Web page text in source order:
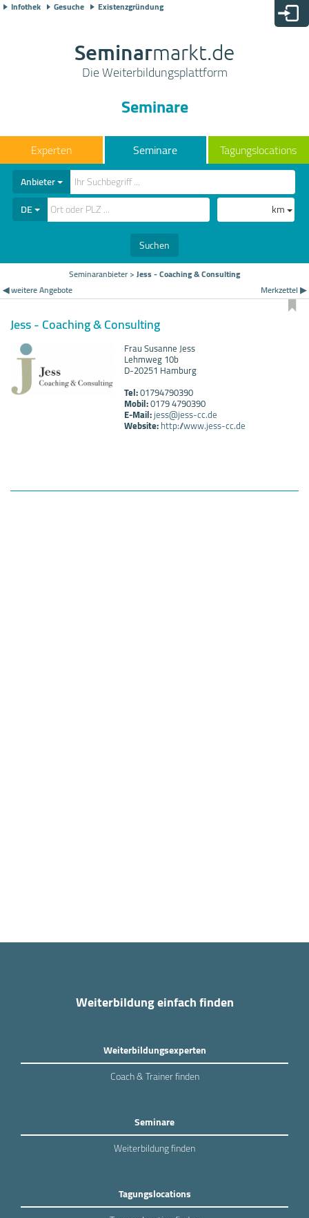
Infothek Gesuche Existenzgründung
Seminarmarkt.de
Die Weiterbildungsplattform
Seminare
Seminare Tagungslocations
Anbieter
DE
km
Suchen
Seminaranbieter>Jess - Coaching & Consulting
◀ weitere Angebote
Merkzettel ▶
Jess - Coaching & Consulting
Frau Susanne Jess
Lehmweg 10b
D-20251 Hamburg
Tel:01794790390
Mobil:0179 4790390
E-Mail:jess@jess-cc.de
Website:http://www.jess-cc.de
Weiterbildung einfach finden
Weiterbildungsexperten
Coach & Trainer finden
Seminare
Weiterbildung finden
Tagungslocations